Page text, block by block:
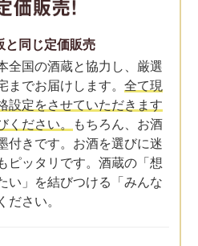
と同じ定価販売
全国の酒蔵と協力し、厳選
までお届けします。 全て現
設定をさせていただきます
ください。
もちろん、お酒
付きです。お酒を選びに迷
ピッタリです。酒蔵の「想
い」を結びつける「みんな
ださい。